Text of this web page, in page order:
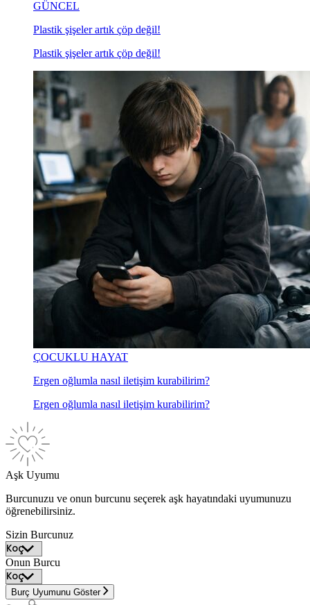
GÜNCEL
Plastik şişeler artık çöp değil!
Plastik şişeler artık çöp değil!
ÇOCUKLU HAYAT
Ergen oğlumla nasıl iletişim kurabilirim?
Ergen oğlumla nasıl iletişim kurabilirim?
Aşk Uyumu
Burcunuzu ve onun burcunu seçerek aşk hayatındaki uyumunuzu
öğrenebilirsiniz.
Sizin Burcunuz
Onun Burcu
Burç Uyumunu Göster